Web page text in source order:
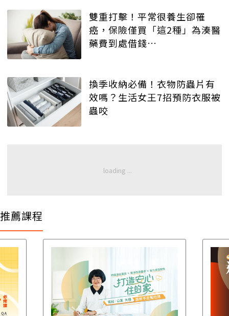
雙重打擊！平常很養生卻罹
癌，保險僅買「這2種」為湊醫
藥費到處借錢…
換季收納必備！衣物防蟲片有
效嗎？生活女王7招預防衣服被
蟲咬
推薦課程